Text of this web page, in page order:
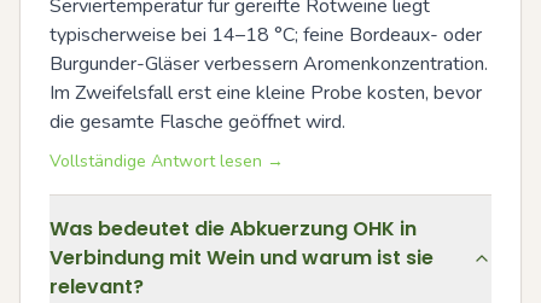
Serviertemperatur für gereifte Rotweine liegt
typischerweise bei 14–18 °C; feine Bordeaux- oder
Burgunder-Gläser verbessern Aromenkonzentration.
Im Zweifelsfall erst eine kleine Probe kosten, bevor
die gesamte Flasche geöffnet wird.
Vollständige Antwort lesen →
Was bedeutet die Abkuerzung OHK in
Verbindung mit Wein und warum ist sie
relevant?